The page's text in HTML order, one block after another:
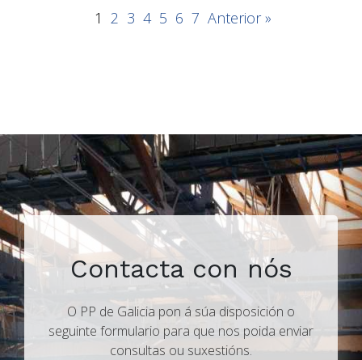
1 2 3 4 5 6 7 Anterior »
Contacta con nós
O PP de Galicia pon á súa disposición o
seguinte formulario para que nos poida enviar
consultas ou suxestións.